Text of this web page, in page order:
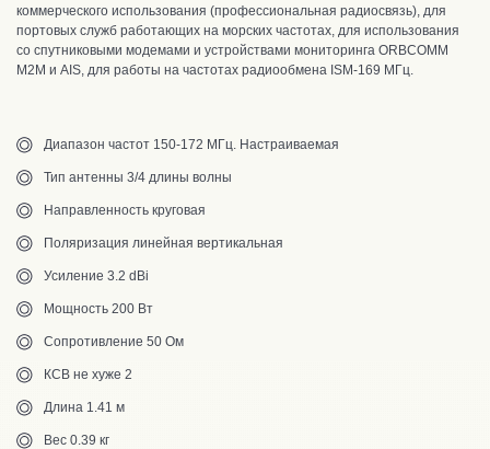
коммерческого использования (профессиональная радиосвязь), для
портовых служб работающих на морских частотах, для использования
со спутниковыми модемами и устройствами мониторинга ORBCOMM
M2M и AIS, для работы на частотах радиообмена ISM-169 МГц.
Диапазон частот 150-172 МГц. Настраиваемая
Тип антенны 3/4 длины волны
Направленность круговая
Поляризация линейная вертикальная
Усиление 3.2 dBi
Мощность 200 Вт
Сопротивление 50 Ом
КСВ не хуже 2
Длина 1.41 м
Вес 0.39 кг